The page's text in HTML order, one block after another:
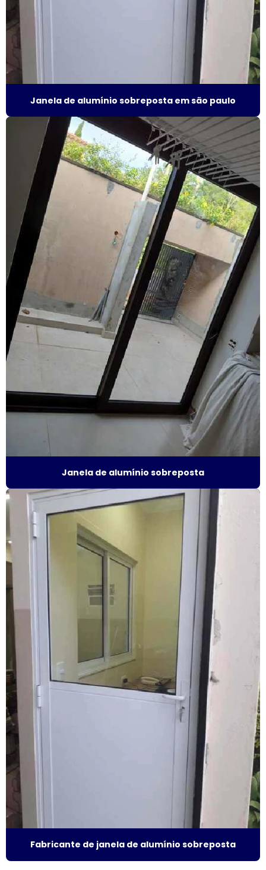
Esquadrias com persianas integradas
Esquadrias termo acústicas
Fábrica de esquadrias
Fábrica esquadrias de alumínio
Fábrica de esquadrias de alumínio em são paulo
Fábrica de esquadrias de alumínio em sp
Fábrica de janela acústica
Fábrica de janela de alumínio sobreposta
Fábrica de janela anti ruído
Fábrica de janela antirruído em são paulo
Fábrica de janela antirruído em sp
Fábrica de janela sobreposta de correr
Fábrica de janela sobreposta de correr em sp
Fábrica de janela sobreposta de giro
Fábrica janela sobreposta de giro em são paulo
Fábrica de janela vidro multilaminado
Fábrica de porta camarão
Fábrica de tela mosquiteira
Fabricante de esquadrias
Fabricante esquadrias alumínio
Fabricante de janela acústica
Fabricante de janela de alumínio sobreposta
Fabricante de janela anti ruído
Fabricante de janela antirruído em sp
Fabricante de janela sobreposta de correr
Fabricante de janela sobreposta de giro
Fabricante de janela vidro multilaminado
Fabricante de janela vidro triplo
Fabricante de portas e janelas de alumínio
Fornecedor de esquadrias de alto padrão
Fornecedor de esquadrias de alumínio
Janela de alumínio sobreposta em são paulo
Janela de alumínio sobreposta
Fabricante de janela de alumínio sobreposta